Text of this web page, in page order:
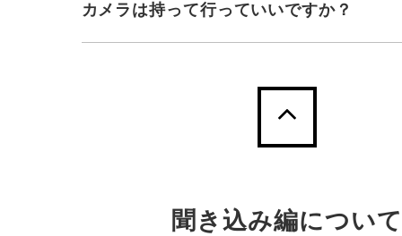
カメラは持って行っていいですか？
聞き込み編について